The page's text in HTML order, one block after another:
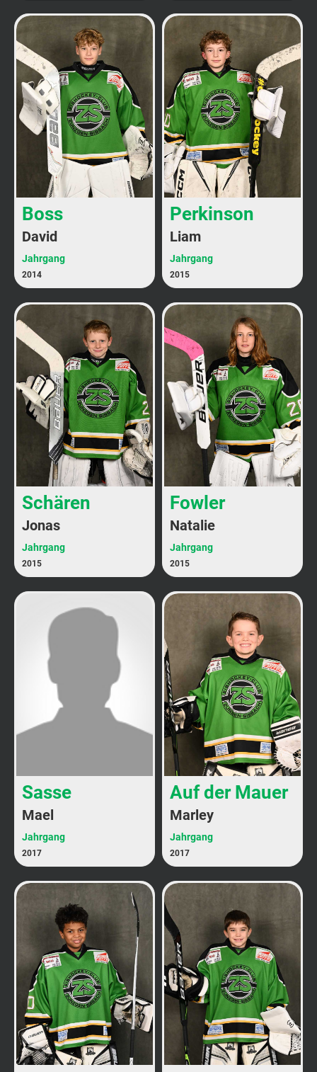
Boss
David
Jahrgang
2014
Perkinson
Liam
Jahrgang
2015
Schären
Jonas
Jahrgang
2015
Fowler
Natalie
Jahrgang
2015
Sasse
Mael
Jahrgang
2017
Auf der Mauer
Marley
Jahrgang
2017